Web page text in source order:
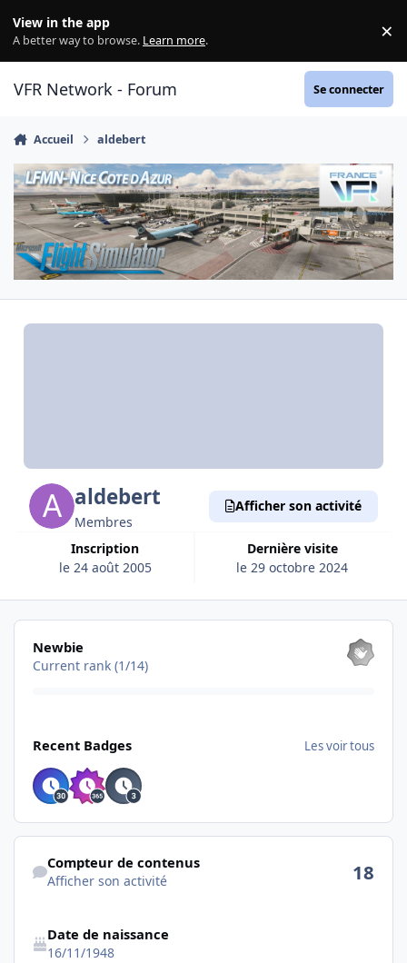
View in the app
A better way to browse. Learn more. ×
VFR Network - Forum Se connecter
Accueil aldebert
aldebert
Membres
Inscription
le 24 août 2005
Dernière visite
le 29 octobre 2024
Afficher son activité
Les voir tous
Newbie
Current rank (1/14)
Recent Badges Les voir tous
Afficher son activité
Compteur de contenus
Afficher son activité 18
Date de naissance
16/11/1948